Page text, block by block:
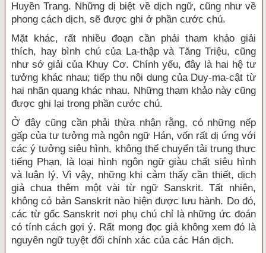
Huyền Trang. Những dị biệt về dịch ngữ, cũng như về
phong cách dịch, sẽ được ghi ở phần cước chú.
Mặt khác, rất nhiều đoạn cần phải tham khảo giải
thích, hay bình chú của La-thập và Tăng Triệu, cũng
như sớ giải của Khuy Cơ. Chính yếu, đây là hai hệ tư
tưởng khác nhau; tiếp thu nội dung của Duy-ma-cật từ
hai nhãn quang khác nhau. Những tham khảo này cũng
được ghi lại trong phần cước chú.
Ở đây cũng cần phải thừa nhận rằng, có những nếp
gấp của tư tưởng mà ngôn ngữ Hán, vốn rất dị ứng với
các ý tưởng siêu hình, không thể chuyển tải trung thực
tiếng Phạn, là loại hình ngôn ngữ giàu chất siêu hình
và luận lý. Vì vậy, những khi cảm thấy cần thiết, dịch
giả chua thêm một vài từ ngữ Sanskrit. Tất nhiên,
không có bản Sanskrit nào hiện được lưu hành. Do đó,
các từ gốc Sanskrit nơi phụ chú chỉ là những ức đoán
có tính cách gợi ý. Rất mong đọc giả không xem đó là
nguyên ngữ tuyệt đối chính xác của các Hán dịch.